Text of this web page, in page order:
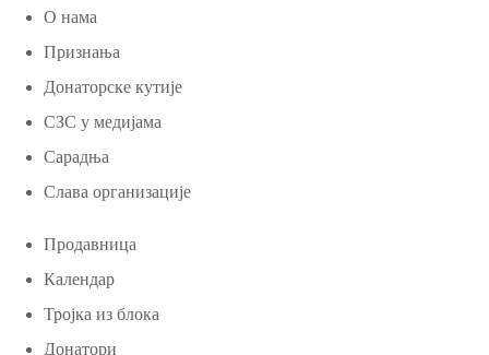
О нама
Признања
Донаторске кутије
СЗС у медијама
Сарадња
Слава организације
Продавница
Календар
Тројка из блока
Донатори